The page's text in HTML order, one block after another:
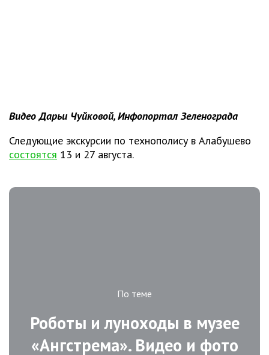
Видео Дарьи Чуйковой, Инфопортал Зеленограда
Следующие экскурсии по технополису в Алабушево
состоятся 13 и 27 августа.
По теме
Роботы и луноходы в музее
«Ангстрема». Видео и фото